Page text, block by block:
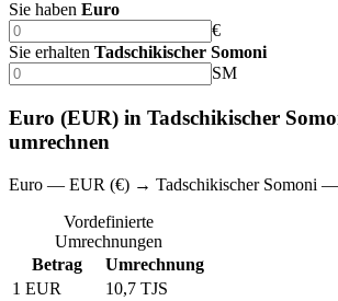
Sie haben Euro
€
Sie erhalten Tadschikischer Somoni
SM
Euro (EUR) in Tadschikischer
umrechnen
Euro — EUR (€) → Tadschikischer Somoni
Vordefinierte
Umrechnungen
Betrag
Umrechnung
1 EUR
10,7 TJS